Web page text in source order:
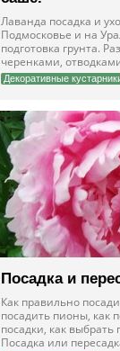
Лаванда посадка и
Подмосковье и на
подготовка грунта.
черенками,
Декоративные
Посадка и
Как правильно
посадить пионы, как
посадки, как
Посадка или